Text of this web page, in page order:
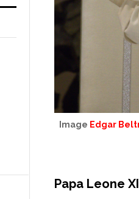
Image Edgar
Papa Leone